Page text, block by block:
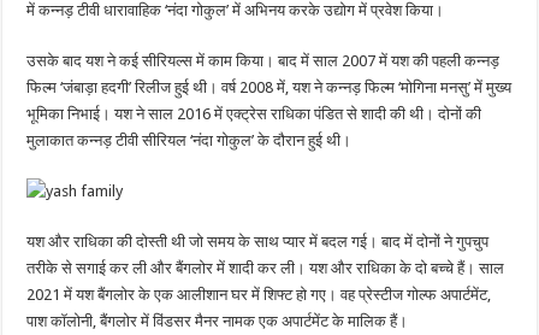
में कन्नड़ टीवी धारावाहिक ‘नंदा गोकुल’ में अभिनय करके उद्योग में प्रवेश किया।
उसके बाद यश ने कई सीरियल्स में काम किया। बाद में साल 2007 में यश की पहली कन्नड़
फिल्म ‘जंबाड़ा हदगी’ रिलीज हुई थी। वर्ष 2008 में, यश ने कन्नड़ फिल्म ‘मोगिना मनसु’ में मुख्य
भूमिका निभाई। यश ने साल 2016 में एक्ट्रेस राधिका पंडित से शादी की थी। दोनों की
मुलाकात कन्नड़ टीवी सीरियल ‘नंदा गोकुल’ के दौरान हुई थी।
यश और राधिका की दोस्ती थी जो समय के साथ प्यार में बदल गई। बाद में दोनों ने गुपचुप
तरीके से सगाई कर ली और बैंगलोर में शादी कर ली। यश और राधिका के दो बच्चे हैं। साल
2021 में यश बैंगलोर के एक आलीशान घर में शिफ्ट हो गए। वह प्रेस्टीज गोल्फ अपार्टमेंट,
पाश कॉलोनी, बैंगलोर में विंडसर मैनर नामक एक अपार्टमेंट के मालिक हैं।